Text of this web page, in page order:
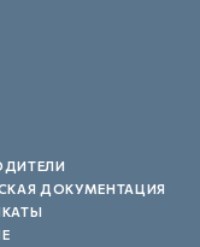
ДОКУМЕНТАЦИЯ